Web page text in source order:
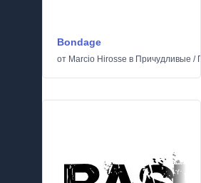
Bondage
от Marcio Hirosse в Причудливые /